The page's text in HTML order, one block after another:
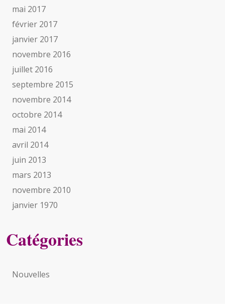
mai 2017
février 2017
janvier 2017
novembre 2016
juillet 2016
septembre 2015
novembre 2014
octobre 2014
mai 2014
avril 2014
juin 2013
mars 2013
novembre 2010
janvier 1970
Catégories
Nouvelles